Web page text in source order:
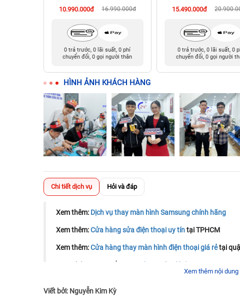
10.990.000đ
16.990.000đ
0 trả trước, 0 lãi suất, 0 phí
chuyển đổi, 0 gọi người thân
15.490.000đ
0 trả trước, 0 lãi suất, 0
chuyển đổi, 0 gọi người
HÌNH ẢNH KHÁCH HÀNG
Chi tiết dịch vụ Hỏi và đáp
Xem thêm: Dịch vụ thay màn hình Samsung chính hãng
Xem thêm:Cửa hàng sửa điện thoại uy tíntại TPHCM
Xem thêm:Cửa hàng thay màn hình điện thoại giá rẻtại
Xem thêm nội dung
Viết bởi: Nguyễn Kim Kỳ